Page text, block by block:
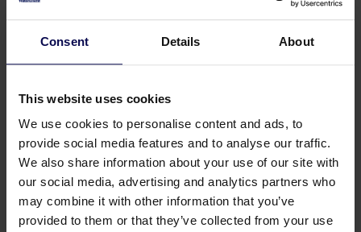
Consent Details About
This website uses cookies
We use cookies to personalise content and ads, to
provide social media features and to analyse our traffic.
We also share information about your use of our site with
our social media, advertising and analytics partners who
may combine it with other information that you’ve
provided to them or that they’ve collected from your use
Onderdelen
Vind middels onze exploded views simpel en snel het
juiste onderdeel.